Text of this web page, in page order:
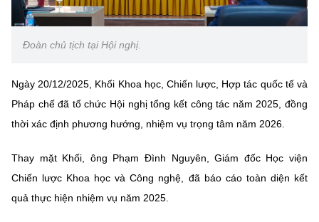
BỘ KHOA HỌC VÀ CÔNG NGHỆ
Điều khoản sử dụng Theo dõi MST: Góp ý
Cơ quan chủ quản: Bộ Khoa học và Công nghệ (MST)
Giám đốc Trung tâm Truyền thông Khoa học và Công nghệ.
Liên hệ
Địa chỉ: Ban Biên tập Cổng TTĐT - 18 Nguyễn Du, TP. Hà Nội
Đoàn chủ tịch tại Hội nghị.
Ngày 20/12/2025, Khối Khoa học, Chiến lược, Hợp tác quốc tế và
Pháp chế đã tổ chức Hội nghị tổng kết công tác năm 2025, đồng
thời xác định phương hướng, nhiệm vụ trọng tâm năm 2026.
Thay mặt Khối, ông Phạm Đình Nguyên, Giám đốc Học viện
Chiến lược Khoa học và Công nghệ, đã báo cáo toàn diện kết
quả thực hiện nhiệm vụ năm 2025.